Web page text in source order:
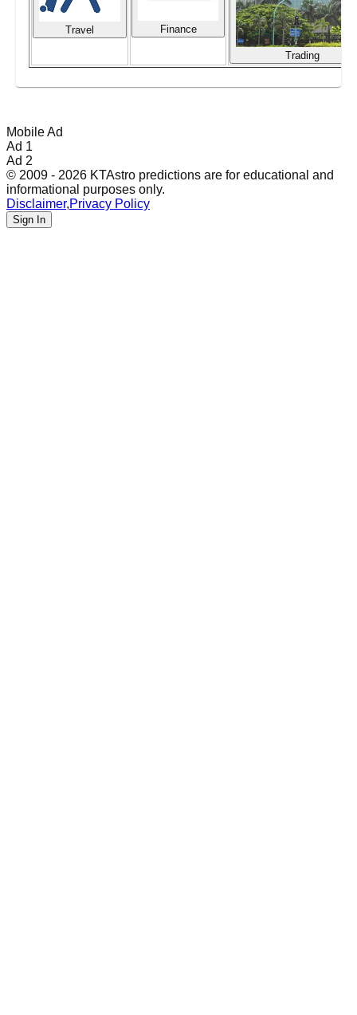
Travel Finance
Trading
Mobile Ad
Ad 1
Ad 2
© 2009 - 2026 KTAstro predictions are for educational and
informational purposes only.
Disclaimer,Privacy Policy
Sign In